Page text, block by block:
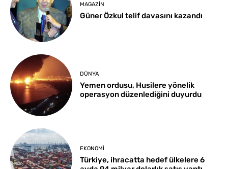
MAGAZIN
Güner Özkul telif davasını kazandı
DÜNYA
Yemen ordusu, Husilere yönelik
operasyon düzenlediğini duyurdu
EKONOMI
Türkiye, ihracatta hedef ülkelere 6